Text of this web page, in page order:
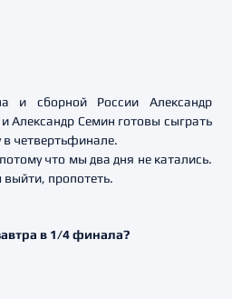
и сборной России Александр
Александр Семин готовы сыграть
четвертьфинале.
что мы два дня не катались.
выйти, пропотеть.
в 1/4 финала?